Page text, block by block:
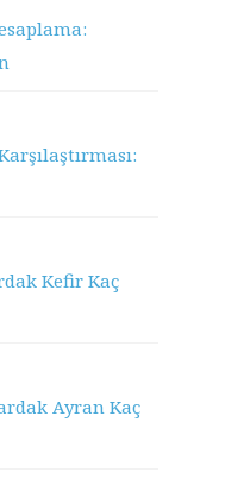
Kefir Kaç
Ayran Kaç